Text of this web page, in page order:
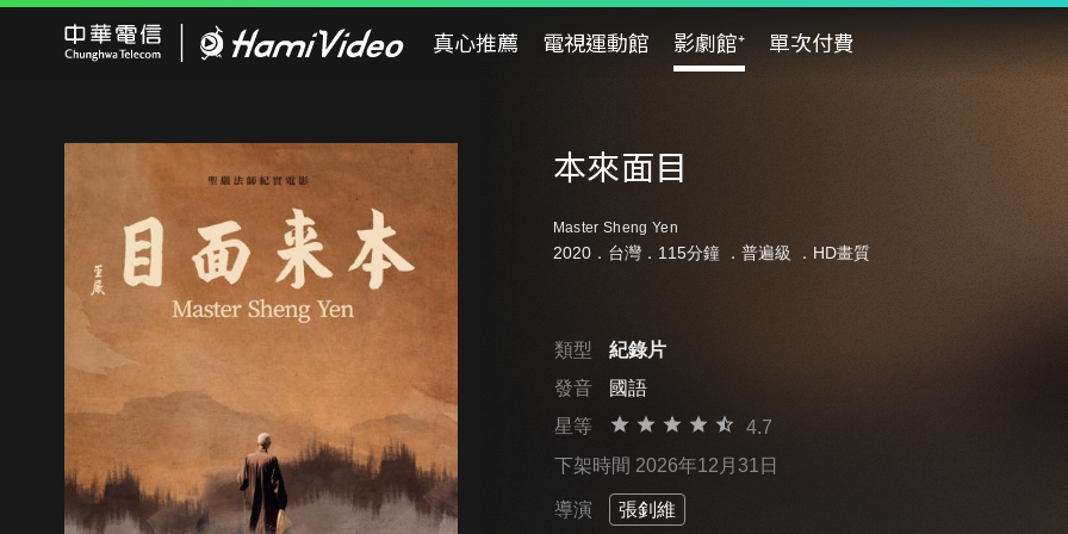
真心推薦 電視運動館 影劇館⁺ 單次付費
本來面目
Master Sheng Yen
2020．台灣．115分鐘 ． 普遍級 ．HD畫質
類型
紀錄片
發音
國語
星等
4.7
下架時間 2026年12月31日
導演 張釗維